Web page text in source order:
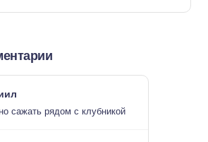
сажать рядом с клубникой